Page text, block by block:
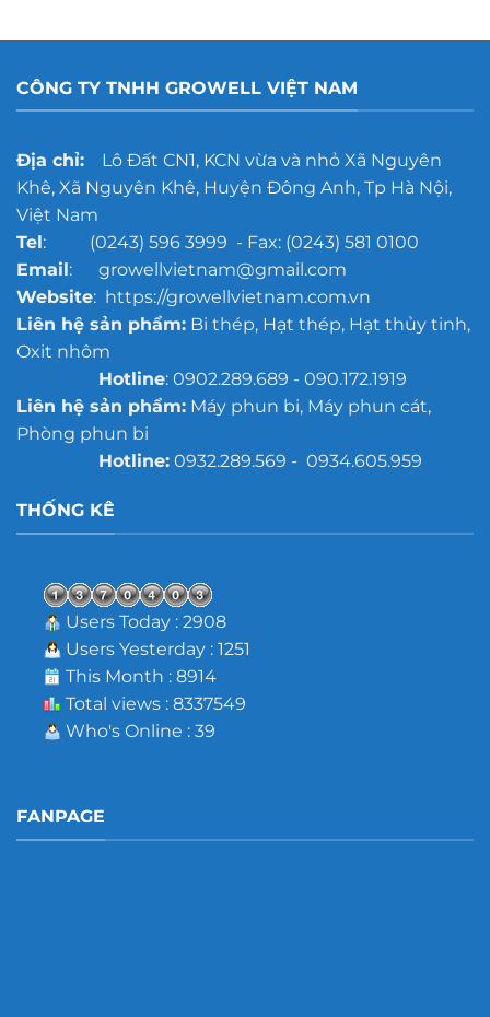
đúc
mô
lớn
bị
trước
khi
chống
gỉ
CÔNG TY TNHH GROWELL VIỆT NAM
Địa chỉ:Lô Đất CN1, KCN vừa và nhỏ Xã Nguyên
Khê, Xã Nguyên Khê, Huyện Đông Anh, Tp Hà Nội,
Việt Nam
Tel: (0243) 596 3999 - Fax: (0243) 581 0100
Email: growellvietnam@gmail.com
Website: https://growellvietnam.com.vn
Liên hệ sản phẩm:Bi thép, Hạt thép, Hạt thủy tinh,
Oxit nhôm
Hotline: 0902.289.689 - 090.172.1919
Liên hệ sản phẩm:Máy phun bi, Máy phun cát,
Phòng phun bi
Hotline:0932.289.569 - 0934.605.959
THỐNG KÊ
Users Today : 2908
Users Yesterday : 1251
This Month : 8914
Total views : 8337549
Who's Online : 39
FANPAGE